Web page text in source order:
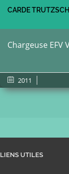
CARDE
Chargeuse
2011
LIENS UTILES